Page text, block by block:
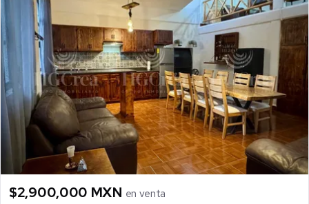
$2,900,000 MXN en venta